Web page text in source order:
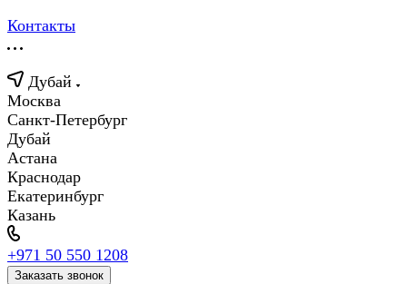
Контакты
Дубай
Москва
Санкт-Петербург
Дубай
Астана
Краснодар
Екатеринбург
Казань
+971 50 550 1208
Заказать звонок